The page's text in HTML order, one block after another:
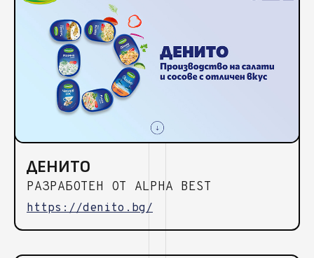
ДЕНИТО
РАЗРАБОТЕН ОТ ALPHA BEST
https://denito.bg/